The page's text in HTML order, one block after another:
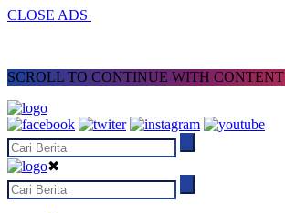
CLOSE ADS
SCROLL TO CONTINUE WITH CONTENT
✖